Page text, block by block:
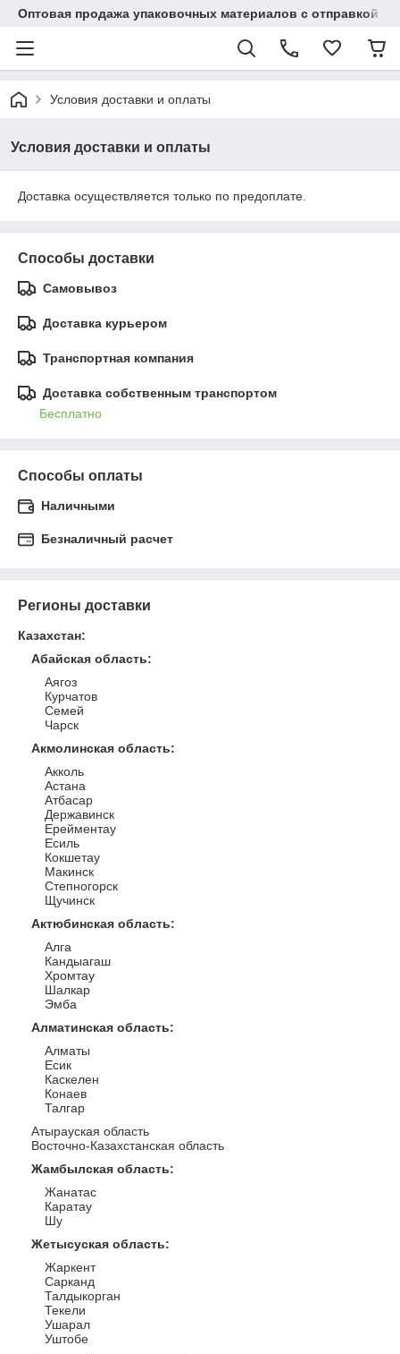
Оптовая продажа упаковочных материалов с отправкой по
Условия доставки и оплаты
Условия доставки и оплаты
Доставка осуществляется только по предоплате.
Способы доставки
Самовывоз
Доставка курьером
Транспортная компания
Доставка собственным транспортом
Бесплатно
Способы оплаты
Наличными
Безналичный расчет
Регионы доставки
Казахстан:
Абайская область:
Аягоз
Курчатов
Семей
Чарск
Акмолинская область:
Акколь
Астана
Атбасар
Державинск
Ерейментау
Есиль
Кокшетау
Макинск
Степногорск
Щучинск
Актюбинская область:
Алга
Кандыагаш
Хромтау
Шалкар
Эмба
Алматинская область:
Алматы
Есик
Каскелен
Конаев
Талгар
Атырауская область
Восточно-Казахстанская область
Жамбылская область:
Жанатас
Каратау
Шу
Жетысуская область:
Жаркент
Сарканд
Талдыкорган
Текели
Ушарал
Уштобе